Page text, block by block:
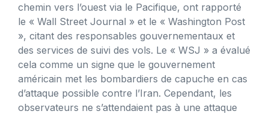
chemin vers l’ouest via le Pacifique, ont rapporté
le « Wall Street Journal » et le « Washington Post
», citant des responsables gouvernementaux et
des services de suivi des vols. Le « WSJ » a évalué
cela comme un signe que le gouvernement
américain met les bombardiers de capuche en cas
d’attaque possible contre l’Iran. Cependant, les
observateurs ne s’attendaient pas à une attaque